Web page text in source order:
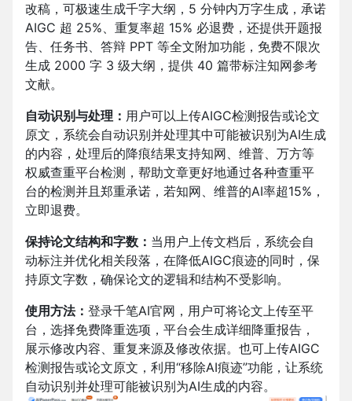
改稿，可极速生成千字大纲，5 分钟内万字生成，承诺
AIGC 超 25%、重复率超 15% 必退费，还提供开题报
告、任务书、答辩 PPT 等全文附加功能，免费不限次
生成 2000 字 3 级大纲，提供 40 篇带标注知网参考
文献。
自动识别与处理： 用户可以上传AIGC检测报告或论文
原文，系统会自动识别并处理其中可能被识别为AI生成
的内容，处理后的降痕结果支持知网、维普、万方等
权威查重平台检测，帮助文章更好地通过各种查重平
台的检测并且郑重承诺，若知网、维普的AI率超15%，
立即退费。
保持论文结构和字数： 当用户上传文档后，系统会自
动标注并优化相关段落，在降低AIGC痕迹的同时，保
持原文字数，确保论文的逻辑和结构不受影响。
使用方法： 登录千笔AI官网， 用户可将论文上传至平
台，选择免费降重选项，平台会生成详细降重报告，
展示修改内容、重复来源及修改依据。也可上传AIGC
检测报告或论文原文，利用“移除AI痕迹”功能，让系统
自动识别并处理可能被识别为AI生成的内容。